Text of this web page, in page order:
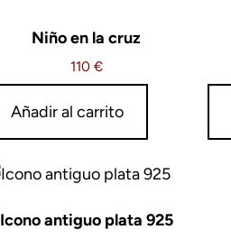
Niño en la cruz
110 €
Añadir al carrito
Icono antiguo plata 925